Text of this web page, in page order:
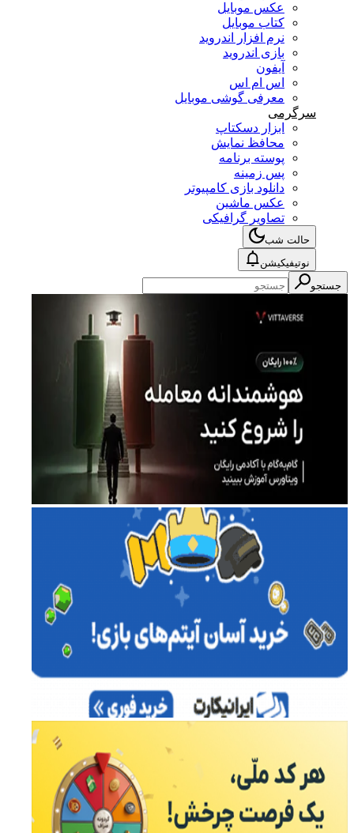
عکس موبایل
کتاب موبایل
نرم افزار اندروید
بازی اندروید
آیفون
اس ام اس
معرفی گوشی موبایل
سرگرمی
ابزار دسکتاپ
محافظ نمایش
پوسته برنامه
پس زمینه
دانلود بازی کامپیوتر
عکس ماشین
تصاویر گرافیکی
حالت شب
نوتیفیکیشن
جستجو